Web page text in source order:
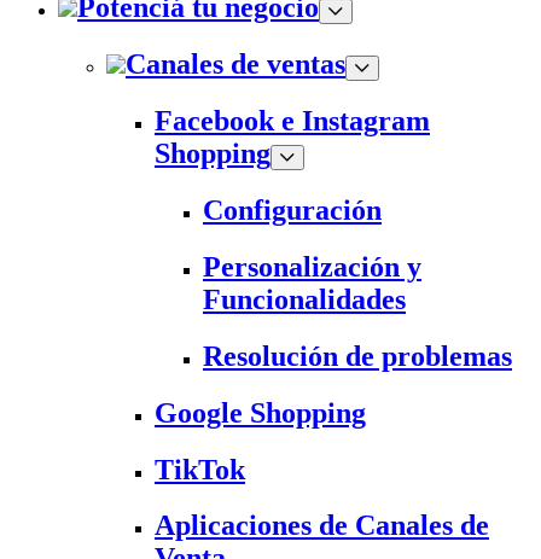
Potenciá tu negocio
Canales de ventas
Facebook e Instagram
Shopping
Configuración
Personalización y
Funcionalidades
Resolución de problemas
Google Shopping
TikTok
Aplicaciones de Canales de